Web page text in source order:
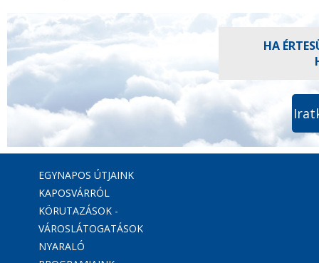
HA
EGYNAPOS ÚTJAINK
KAPOSVÁRRÓL
KÖRUTAZÁSOK -
VÁROSLÁTOGATÁSOK
NYARALÓ